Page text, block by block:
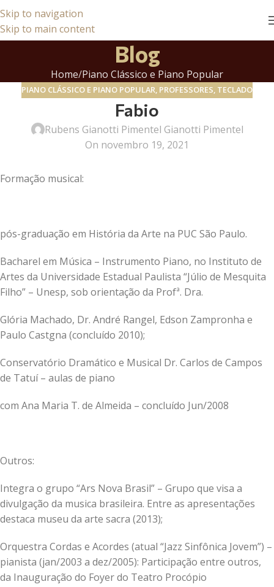
Skip to navigation
Skip to main content
Blog
Home Piano Clássico e Piano Popular
PIANO CLÁSSICO E PIANO POPULAR, PROFESSORES, TECLADO
Fabio
Rubens Gianotti Pimentel Gianotti Pimentel
On novembro 19, 2021
Formação musical:
pós-graduação em História da Arte na PUC São Paulo.
Bacharel em Música – Instrumento Piano, no Instituto de
Artes da Universidade Estadual Paulista “Júlio de Mesquita
Filho” – Unesp, sob orientação da Profª. Dra.
Glória Machado, Dr. André Rangel, Edson Zampronha e
Paulo Castgna (concluído 2010);
Conservatório Dramático e Musical Dr. Carlos de Campos
de Tatuí – aulas de piano
com Ana Maria T. de Almeida – concluído Jun/2008
Outros:
Integra o grupo “Ars Nova Brasil” – Grupo que visa a
divulgação da musica brasileira. Entre as apresentações
destaca museu da arte sacra (2013);
Orquestra Cordas e Acordes (atual “Jazz Sinfônica Jovem”) –
pianista (jan/2003 a dez/2005): Participação entre outros,
da Inauguração do Foyer do Teatro Procópio